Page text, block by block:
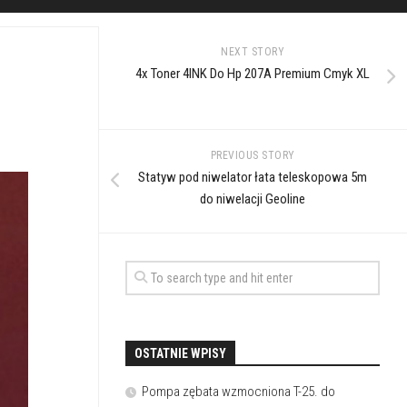
NEXT STORY
4x Toner 4INK Do Hp 207A Premium Cmyk XL
PREVIOUS STORY
Statyw pod niwelator łata teleskopowa 5m
do niwelacji Geoline
OSTATNIE WPISY
Pompa zębata wzmocniona T-25. do